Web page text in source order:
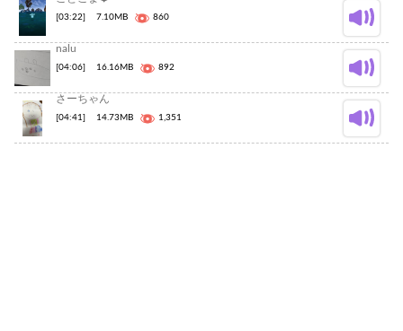
[03:22] 7.10MB 860
nalu
[04:06] 16.16MB 892
さーちゃん
[04:41] 14.73MB 1,351